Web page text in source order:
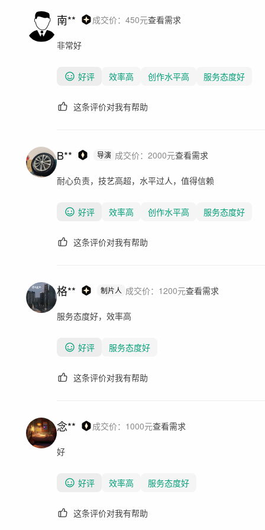
南** 成交价： 450元查看需求
非常好
好评 效率高 创作水平高 服务态度好
这条评价对我有帮助
B** 导演 成交价： 2000元查看需求
耐心负责，技艺高超，水平过人，值得信赖
好评 效率高 创作水平高 服务态度好
这条评价对我有帮助
格** 制片人 成交价： 1200元查看需求
服务态度好，效率高
好评 服务态度好
这条评价对我有帮助
念** 成交价： 1000元查看需求
好
好评 效率高 服务态度好
这条评价对我有帮助